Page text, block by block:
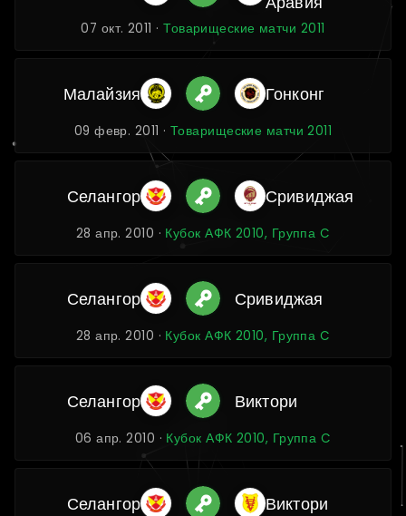
07 окт. 2011 ·Товарищеские матчи 2011
Малайзия Гонконг
09 февр. 2011 · Товарищеские матчи 2011
Селангор Сривиджая
28 апр. 2010 · Кубок АФК 2010, Группа C
Селангор Сривиджая
28 апр. 2010 · Кубок АФК 2010, Группа C
Селангор Виктори
06 апр. 2010 · Кубок АФК 2010, Группа C
Селангор Виктори